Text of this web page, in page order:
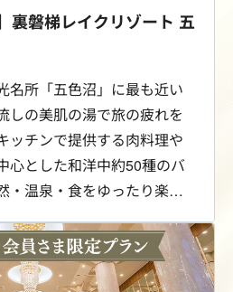
裏磐梯レイクリゾート 五
名所「五色沼」に最も近い
しの美肌の湯で旅の疲れを
ッチンで提供する肉料理や
心とした和洋中約50種のバ
・温泉・食をゆったり楽し
らの特別料金にてご案内し